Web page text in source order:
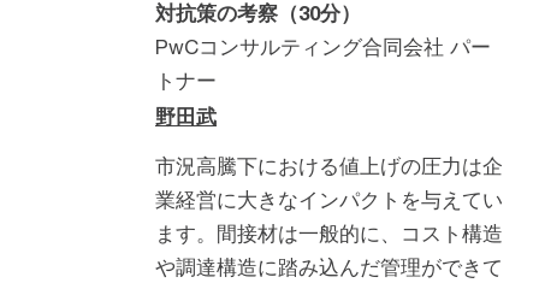
対抗策の考察（30分）
PwCコンサルティング合同会社 パー
トナー
野田武
市況高騰下における値上げの圧力は企
業経営に大きなインパクトを与えてい
ます。間接材は一般的に、コスト構造
や調達構造に踏み込んだ管理ができて